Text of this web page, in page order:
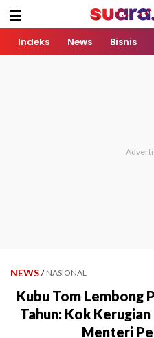
Indeks News Bisnis
NEWS / NASIONAL
Kubu Tom Lembong
Tahun: Kok
Menteri